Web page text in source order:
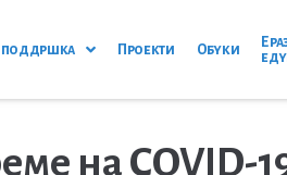
поддршка Проекти Обуки
на COVID-